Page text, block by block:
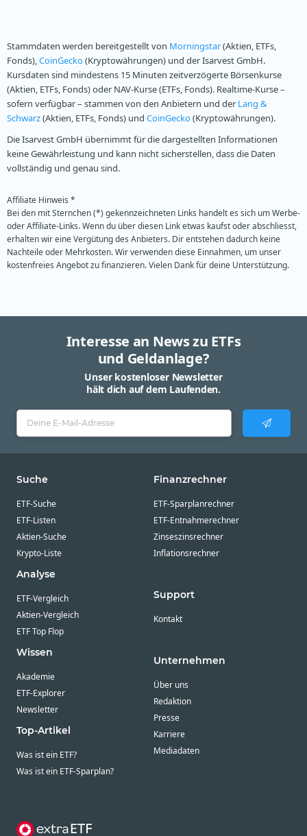
Stammdaten werden bereitgestellt von Morningstar(Aktien, ETFs,
Fonds),CoinGecko(Kryptowährungen) und der Isarvest GmbH.
Kursdaten sind mindestens 15 Minuten zeitverzögerte Börsenkurse
(Aktien, ETFs, Fonds) oder NAV-Kurse (ETFs, Fonds). Realtime-Kurse –
sofern verfügbar – stammen von den Anbietern und der Lang &
Schwarz(Aktien, ETFs, Fonds) und CoinGecko(Kryptowährungen).
Die Isarvest GmbH übernimmt für die dargestellten Informationen
keine Gewährleistung und kann nicht sicherstellen, dass die Daten
vollständig und genau sind.
Affiliate Hinweis *
Bei den mit Sternchen (*) gekennzeichneten Links handelt es sich um Werbe-
oder Affiliate-Links. Wenn du über diesen Link etwas kaufst oder abschliesst,
erhalten wir eine Vergütung des Anbieters. Dir entstehen dadurch keine
Nachteile oder Mehrkosten. Wir verwenden diese Einnahmen, um unser
kostenfreies Angebot zu finanzieren. Vielen Dank für deine Unterstützung.
Interesse an News zu ETFs
und Geldanlage?
Unser kostenloser Newsletter
hält dich auf dem Laufenden.
Suche
ETF-Suche
ETF-Listen
Aktien-Suche
Krypto-Liste
Analyse
ETF-Vergleich
Aktien-Vergleich
ETF Top Flop
Wissen
Akademie
ETF-Explorer
Newsletter
Top-Artikel
Was ist ein ETF?
Was ist ein ETF-Sparplan?
Finanzrechner
ETF-Sparplanrechner
ETF-Entnahmerechner
Zinseszinsrechner
Inflationsrechner
Support
Kontakt
Unternehmen
Über uns
Redaktion
Presse
Karriere
Mediadaten